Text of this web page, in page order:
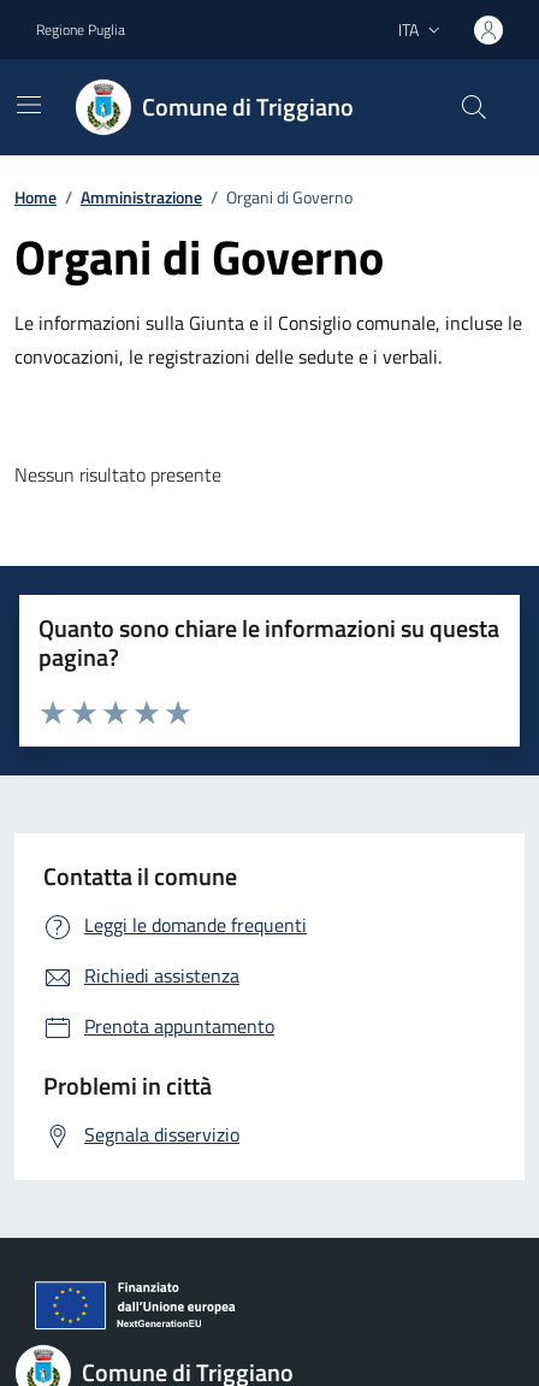
Regione Puglia Lingua attiva:
ITA
Comune di Triggiano
Home / Amministrazione / Organi di Governo
Organi di Governo
Le informazioni sulla Giunta e il Consiglio comunale, incluse le
convocazioni, le registrazioni delle sedute e i verbali.
Nessun risultato presente
Quanto sono chiare le informazioni su questa
pagina?
Valuta 5 stelle su 5
Valuta 4 stelle su 5
Valuta 3 stelle su 5
Valuta 2 stelle su 5
Valuta 1 stelle su 5
Contatta il comune
Leggi le domande frequenti
Richiedi assistenza
Prenota appuntamento
Problemi in città
Segnala disservizio
Comune di Triggiano